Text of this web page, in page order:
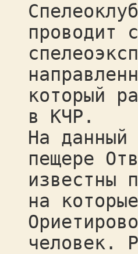
проводит
который
в КЧР.
На данный
пещере
известны
на
человек.